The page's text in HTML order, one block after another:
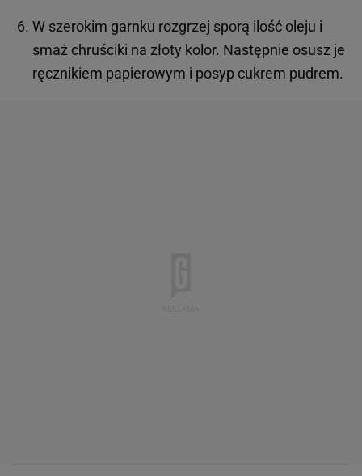
W szerokim garnku rozgrzej sporą ilość oleju i
smaż chruściki na złoty kolor. Następnie osusz je
ręcznikiem papierowym i posyp cukrem pudrem.